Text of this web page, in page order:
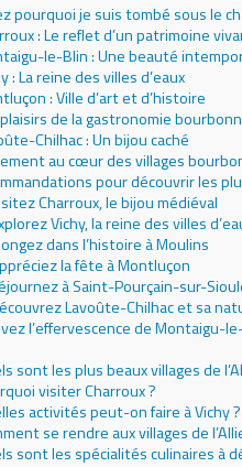
pourquoi je suis tombé sous le
: Le reflet d’un patrimoine
le-Blin : Une beauté
: La reine des villes d’eaux
: Ville d’art et d’histoire
de la gastronomie
Chilhac : Un bijou caché
au cœur des villages
pour découvrir les
Charroux, le bijou médiéval
Vichy, la reine des villes
dans l’histoire à Moulins
la fête à Montluçon
à Saint-Pourçain-sur-
Lavoûte-Chilhac et sa
l’effervescence de Montaigu-
sont les plus beaux villages de
visiter Charroux ?
activités peut-on faire à Vichy ?
se rendre aux villages de
sont les spécialités culinaires à